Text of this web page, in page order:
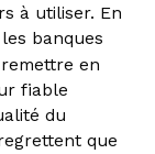
à utiliser. En
banques
en
fiable
du
que